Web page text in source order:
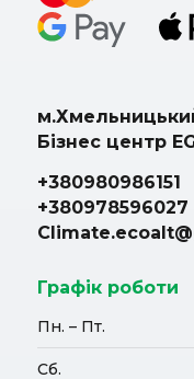
Бізнес центр
+380980986151
+380978596027
Графік роботи
Пн. – Пт.
Сб.